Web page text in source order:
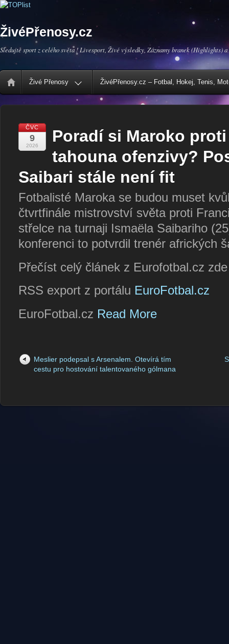
ŽivéPřenosy.cz
Sledujte sport z celého světa ! Livesport, Živé výsledky, Záznamy branek (Highlights) a
Živé Přenosy ŽivéPřenosy.cz – Fotbal, Hokej, Tenis,
ČVC
9
2026
Poradí si Maroko
tahouna ofenzivy?
Saibari stále není fit
Fotbalisté Maroka se budou muset
čtvrtfinále mistrovství světa proti
střelce na turnaji Ismaëla Saibariho
konferenci to potvrdil trenér afrických
Přečíst celý článek z Eurofotbal.cz
RSS export z portálu EuroFotbal.cz
EuroFotbal.cz Read More
Meslier podepsal s Arsenalem. Otevírá tím
cestu pro hostování talentovaného gólmana